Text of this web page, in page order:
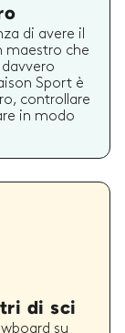
di avere il
maestro che
Sport è
controllare
in modo
di sci
su